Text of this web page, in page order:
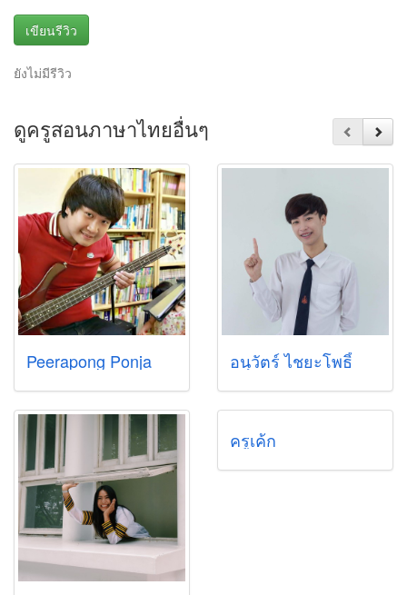
เขียนรีวิว
ยังไม่มีรีวิว
ดูครูสอนภาษาไทยอื่นๆ
Peerapong Ponja อนุวัตร์ ไชยะโพธิ์
ครูเค้ก